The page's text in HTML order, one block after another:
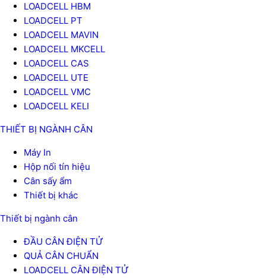
LOADCELL HBM
LOADCELL PT
LOADCELL MAVIN
LOADCELL MKCELL
LOADCELL CAS
LOADCELL UTE
LOADCELL VMC
LOADCELL KELI
THIẾT BỊ NGÀNH CÂN
Máy In
Hộp nối tín hiệu
Cân sấy ẩm
Thiết bị khác
Thiết bị ngành cân
ĐẦU CÂN ĐIỆN TỬ
QUẢ CÂN CHUẨN
LOADCELL CÂN ĐIỆN TỬ